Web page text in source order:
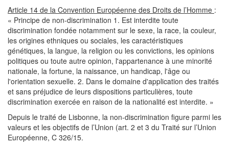
Article 14 de la Convention Européenne des Droits de l’Homme :
« Principe de non-discrimination 1. Est interdite toute
discrimination fondée notamment sur le sexe, la race, la couleur,
les origines ethniques ou sociales, les caractéristiques
génétiques, la langue, la religion ou les convictions, les opinions
politiques ou toute autre opinion, l'appartenance à une minorité
nationale, la fortune, la naissance, un handicap, l'âge ou
l'orientation sexuelle. 2. Dans le domaine d'application des traités
et sans préjudice de leurs dispositions particulières, toute
discrimination exercée en raison de la nationalité est interdite. »
Depuis le traité de Lisbonne, la non-discrimination figure parmi les
valeurs et les objectifs de l’Union (art. 2 et 3 du Traité sur l’Union
Européenne, C 326/15.